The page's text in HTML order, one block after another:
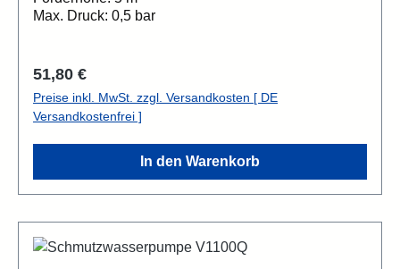
Max. Druck: 0,5 bar
Regulärer Preis:
51,80 €
Preise inkl. MwSt. zzgl. Versandkosten [ DE
Versandkostenfrei ]
In den Warenkorb